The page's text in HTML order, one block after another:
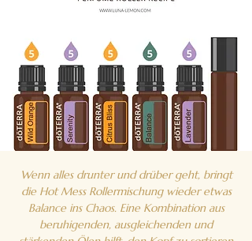
Wenn alles drunter und drüber geht, bringt
die Hot Mess Rollermischung wieder etwas
Balance ins Chaos. Eine Kombination aus
beruhigenden, ausgleichenden und